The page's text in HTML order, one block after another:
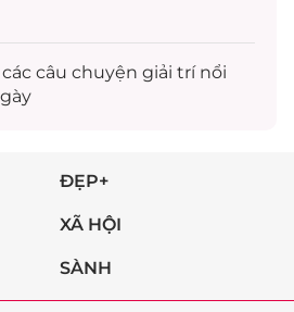
câu chuyện giải trínổi
ĐẸP+
XÃ HỘI
SÀNH